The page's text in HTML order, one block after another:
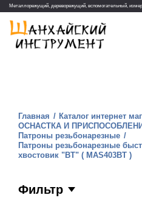
Металлорежущий, дереворежущий, вспомогательный,
Главная
Каталог интернет
ОСНАСТКА И
Патроны резьбонарезные
Патроны резьбонарезные
хвостовик "BT" ( MAS403BT )
Фильтр